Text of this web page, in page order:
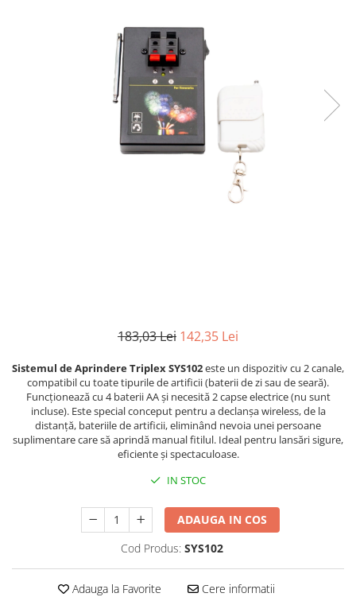
183,03 Lei 142,35 Lei
Sistemul de Aprindere Triplex SYS102este un dispozitiv cu 2 canale,
compatibil cu toate tipurile de artificii (baterii de zi sau de seară).
Funcționează cu 4 baterii AA și necesită 2 capse electrice (nu sunt
incluse). Este special conceput pentru a declanșa wireless, de la
distanță, bateriile de artificii, eliminând nevoia unei persoane
suplimentare care să aprindă manual fitilul. Ideal pentru lansări sigure,
eficiente și spectaculoase.
IN STOC
ADAUGA IN COS
Cod Produs: SYS102
Adauga la Favorite Cere informatii